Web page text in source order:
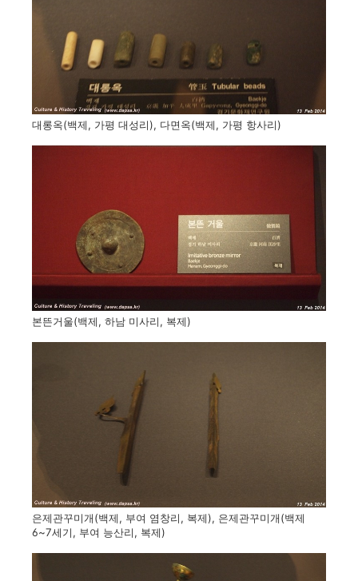
대롱옥(백제, 가평 대성리), 다면옥(백제, 가평 항사리)
본뜬거울(백제, 하남 미사리, 복제)
은제관꾸미개(백제, 부여 염창리, 복제), 은제관꾸미개(백제
6~7세기, 부여 능산리, 복제)